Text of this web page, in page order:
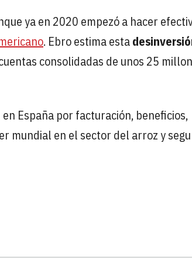
ya en 2020 empezó a hacer
. Ebro estima esta
consolidadas de unos 25
España por facturación, beneficios,
mundial en el sector del arroz y